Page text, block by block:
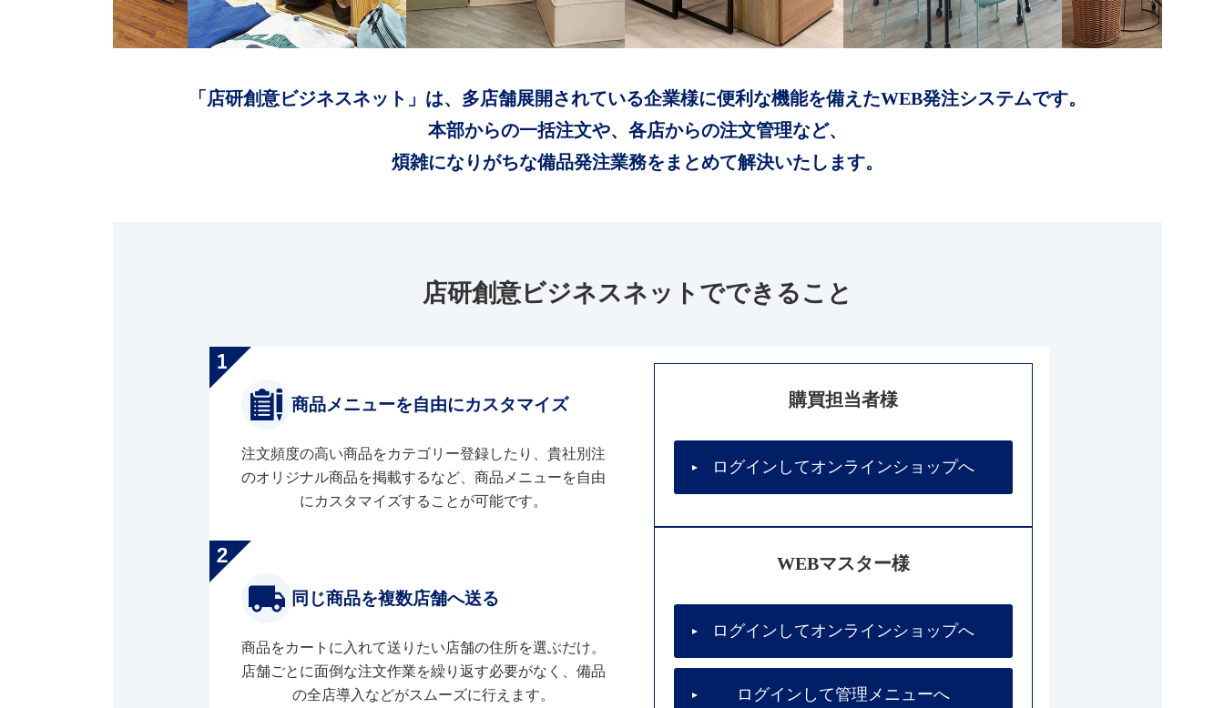
「店研創意ビジネスネット」は、多店舗展開されている企業様に便利な機能を備えたWEB発注システムです。
本部からの一括注文や、各店からの注文管理など、
煩雑になりがちな備品発注業務をまとめて解決いたします。
店研創意ビジネスネットでできること
商品メニューを自由にカスタマイズ
注文頻度の高い商品をカテゴリー登録したり、貴社別注
のオリジナル商品を掲載するなど、商品メニューを自由
にカスタマイズすることが可能です。
同じ商品を複数店舗へ送る
商品をカートに入れて送りたい店舗の住所を選ぶだけ。
店舗ごとに面倒な注文作業を繰り返す必要がなく、備品
の全店導入などがスムーズに行えます。
購買担当者様
ログインしてオンラインショップへ
WEBマスター様
ログインしてオンラインショップへ
ログインして管理メニューへ